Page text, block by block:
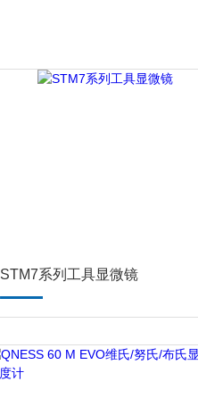
STM7系列工具显微镜